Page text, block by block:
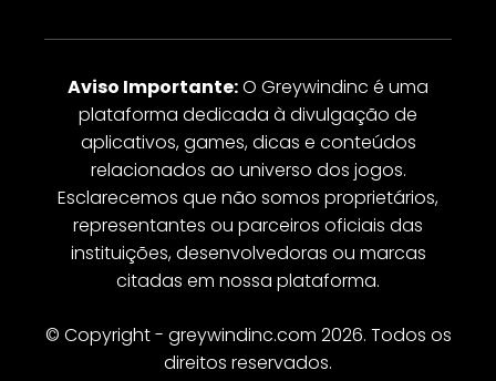
Aviso Importante:O Greywindinc é uma
plataforma dedicada à divulgação de
aplicativos, games, dicas e conteúdos
relacionados ao universo dos jogos.
Esclarecemos que não somos proprietários,
representantes ou parceiros oficiais das
instituições, desenvolvedoras ou marcas
citadas em nossa plataforma.
© Copyright - greywindinc.com 2026. Todos os
direitos reservados.